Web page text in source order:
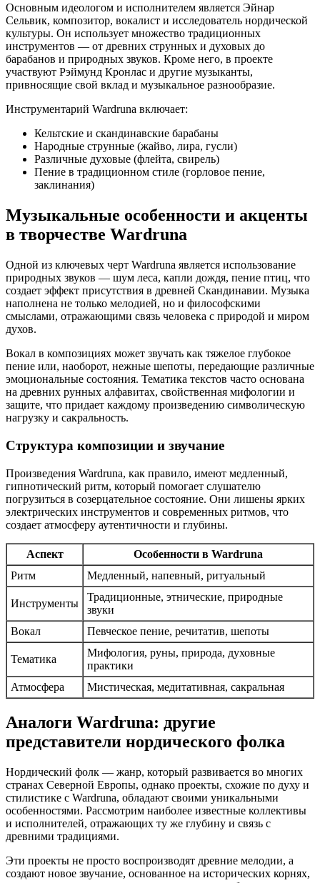
Основным идеологом и исполнителем является Эйнар
Сельвик, композитор, вокалист и исследователь нордической
культуры. Он использует множество традиционных
инструментов — от древних струнных и духовых до
барабанов и природных звуков. Кроме него, в проекте
участвуют Рэймунд Кронлас и другие музыканты,
привносящие свой вклад и музыкальное разнообразие.
Инструментарий Wardruna включает:
Кельтские и скандинавские барабаны
Народные струнные (жайво, лира, гусли)
Различные духовые (флейта, свирель)
Пение в традиционном стиле (горловое пение,
заклинания)
Музыкальные особенности и акценты
в творчестве Wardruna
Одной из ключевых черт Wardruna является использование
природных звуков — шум леса, капли дождя, пение птиц, что
создает эффект присутствия в древней Скандинавии. Музыка
наполнена не только мелодией, но и философскими
смыслами, отражающими связь человека с природой и миром
духов.
Вокал в композициях может звучать как тяжелое глубокое
пение или, наоборот, нежные шепоты, передающие различные
эмоциональные состояния. Тематика текстов часто основана
на древних рунных алфавитах, свойственная мифологии и
защите, что придает каждому произведению символическую
нагрузку и сакральность.
Структура композиции и звучание
Произведения Wardruna, как правило, имеют медленный,
гипнотический ритм, который помогает слушателю
погрузиться в созерцательное состояние. Они лишены ярких
электрических инструментов и современных ритмов, что
создает атмосферу аутентичности и глубины.
Аспект
Особенности в Wardruna
Ритм
Медленный, напевный, ритуальный
Инструменты
Традиционные, этнические, природные
звуки
Вокал
Певческое пение, речитатив, шепоты
Тематика
Мифология, руны, природа, духовные
практики
Атмосфера
Мистическая, медитативная, сакральная
Аналоги Wardruna: другие
представители нордического фолка
Нордический фолк — жанр, который развивается во многих
странах Северной Европы, однако проекты, схожие по духу и
стилистике с Wardruna, обладают своими уникальными
особенностями. Рассмотрим наиболее известные коллективы
и исполнителей, отражающих ту же глубину и связь с
древними традициями.
Эти проекты не просто воспроизводят древние мелодии, а
создают новое звучание, основанное на исторических корнях,